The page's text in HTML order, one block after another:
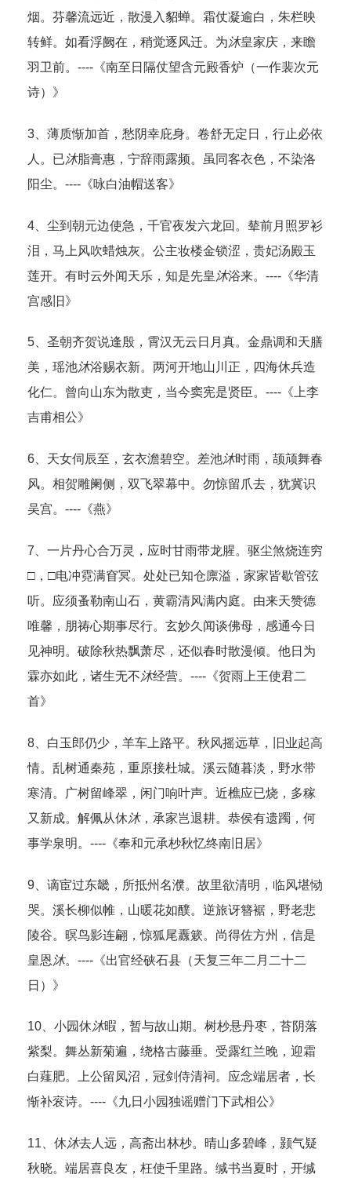
烟。芬馨流远近，散漫入貂蝉。霜仗凝逾白，朱栏映
转鲜。如看浮阙在，稍觉逐风迁。为沐皇家庆，来瞻
羽卫前。----《南至日隔仗望含元殿香炉（一作裴次元
诗）》
3、薄质惭加首，愁阴幸庇身。卷舒无定日，行止必依
人。已沐脂膏惠，宁辞雨露频。虽同客衣色，不染洛
阳尘。----《咏白油帽送客》
4、尘到朝元边使急，千官夜发六龙回。辇前月照罗衫
泪，马上风吹蜡烛灰。公主妆楼金锁涩，贵妃汤殿玉
莲开。有时云外闻天乐，知是先皇 沐浴来。----《华清
宫感旧》
5、圣朝齐贺说逢殷，霄汉无云日月真。金鼎调和天膳
美，瑶池沐浴赐衣新。两河开地山川正，四海休兵造
化仁。曾向山东为散吏，当今窦宪是贤臣。----《上李
吉甫相公》
6、天女伺辰至，玄衣澹碧空。差池沐时雨，颉颃舞春
风。相贺雕阑侧，双飞翠幕中。勿惊留爪去，犹冀识
吴宫。----《燕》
7、一片丹心合万灵，应时甘雨带龙腥。驱尘煞烧连穷
□，□电冲霓满窅冥。处处已知仓廪溢，家家皆歇管弦
听。应须蚤勒南山石，黄霸清风满内庭。由来天赞德
唯馨，朋祷心期事尽行。玄妙久闻谈佛母，感通今日
见神明。破除秋热飘萧尽，还似春时散漫倾。他日为
霖亦如此，诸生无不沐经营。----《贺雨上王使君二
首》
8、白玉郎仍少，羊车上路平。秋风摇远草，旧业起高
情。乱树通秦苑，重原接杜城。溪云随暮淡，野水带
寒清。广树留峰翠，闲门响叶声。近樵应已烧，多稼
又新成。解佩从休沐，承家岂退耕。恭侯有遗躅，何
事学泉明。----《奉和元承杪秋忆终南旧居》
9、谪宦过东畿，所抵州名濮。故里欲清明，临风堪恸
哭。溪长柳似帷，山暖花如醭。逆旅讶簪裾，野老悲
陵谷。暝鸟影连翩，惊狐尾纛簌。尚得佐方州，信是
皇恩 沐。----《出官经硖石县（天复三年二月二十二
日）》
10、小园休沐暇，暂与故山期。树杪悬丹枣，苔阴落
紫梨。舞丛新菊遍，绕格古藤垂。受露红兰晚，迎霜
白薤肥。上公留凤沼，冠剑侍清祠。应念端居者，长
惭补衮诗。----《九日小园独谣赠门下武相公》
11、休沐去人远，高斋出林杪。晴山多碧峰，颢气疑
秋晓。端居喜良友，枉使千里路。缄书当夏时，开缄